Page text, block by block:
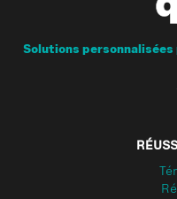
Solutions